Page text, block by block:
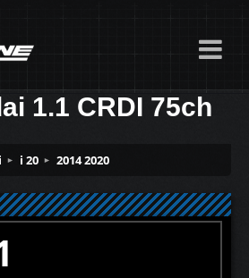
1.1 CRDI 75ch
i 20 2014 2020